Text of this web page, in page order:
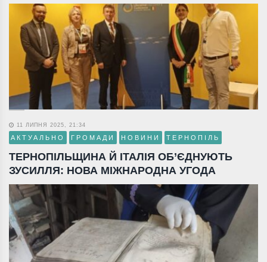
11 ЛИПНЯ 2025, 21:34
АКТУАЛЬНО ГРОМАДИ НОВИНИ ТЕРНОПІЛЬ
ТЕРНОПІЛЬЩИНА Й ІТАЛІЯ ОБ’ЄДНУЮТЬ
ЗУСИЛЛЯ: НОВА МІЖНАРОДНА УГОДА